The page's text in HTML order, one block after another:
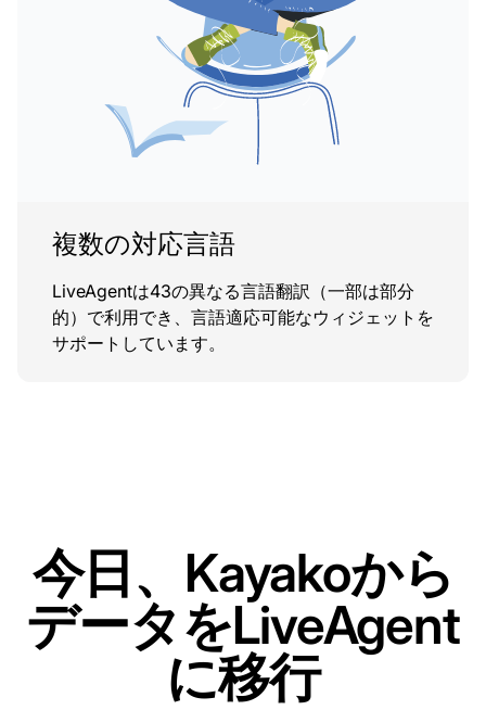
複数の対応言語
LiveAgentは43の異なる言語翻訳（一部は部分
的）で利用でき、言語適応可能なウィジェットを
サポートしています。
今日、Kayakoから
データをLiveAgent
に移行